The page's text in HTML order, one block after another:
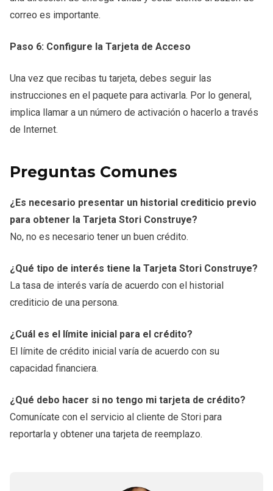
correo es importante.
Paso 6: Configure la Tarjeta de Acceso
Una vez que recibas tu tarjeta, debes seguir las
instrucciones en el paquete para activarla. Por lo general,
implica llamar a un número de activación o hacerlo a través
de Internet.
Preguntas Comunes
¿Es necesario presentar un historial crediticio previo
para obtener la Tarjeta Stori Construye?
No, no es necesario tener un buen crédito.
¿Qué tipo de interés tiene la Tarjeta Stori Construye?
La tasa de interés varía de acuerdo con el historial
crediticio de una persona.
¿Cuál es el límite inicial para el crédito?
El límite de crédito inicial varía de acuerdo con su
capacidad financiera.
¿Qué debo hacer si no tengo mi tarjeta de crédito?
Comunícate con el servicio al cliente de Stori para
reportarla y obtener una tarjeta de reemplazo.